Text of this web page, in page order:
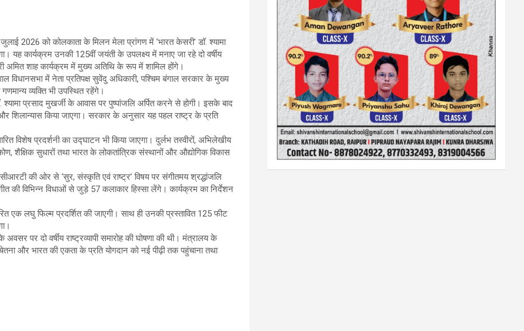
2026 को कोलकाता के मिलन मेला प्रांगण में ‘भारत केसरी’ डॉ. श्यामा
यह कार्यक्रम उनकी 125वीं जयंती के उपलक्ष्य में मनाए जा रहे दो वर्षीय
अमित शाह कार्यक्रम में मुख्य अतिथि के रूप में शामिल होंगे।
विधानसभा में नेता प्रतिपक्ष सुवेंदु अधिकारी, पश्चिम बंगाल सरकार के मुख्य
व्यक्ति भी उपस्थित रहेंगे।
प्रसाद मुखर्जी के आवास पर पुष्पांजलि अर्पित करने से होगी। इसके बाद
शिलान्यास किया जाएगा। सरकार के अनुसार यह पहल राष्ट्र के प्रति
विशेष प्रदर्शनी का उद्घाटन भी किया जाएगा। दुर्लभ तस्वीरों, अभिलेखीय
शैक्षिक सुधारों तथा भारत के लोकतांत्रिक संस्थानों और औद्योगिक विकास
की ओर से ‘सुर, संस्कृति एवं राष्ट्र’ विषय पर संगीतमय श्रद्धांजलि
की विभिन्न विधाओं से जुड़े 57 कलाकार हिस्सा लेंगे। कार्यक्रम का निर्देशन
एक लघु फिल्म प्रदर्शित की जाएगी। साथ ही उनकी प्रस्तावित 125 फीट
पर दो वर्षीय राष्ट्रव्यापी समारोह की घोषणा की थी। मंत्रालय के
और भारत की एकता के प्रति योगदान को नई पीढ़ी तक पहुंचाना तथा